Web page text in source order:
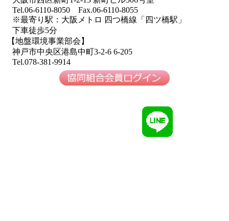
Tel.06-6110-8050 Fax.06-6110-8055
※最寄り駅：大阪メトロ 四つ橋線「四ツ橋駅」
下車徒歩5分
【地盤環境事業部会】
神戸市中央区港島中町3-2-6 6-205
Tel.078-381-9914